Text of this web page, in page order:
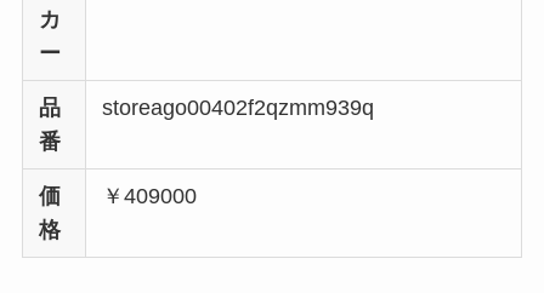
カ
ー
品
番
storeago00402f2qzmm939q
価
格
￥409000